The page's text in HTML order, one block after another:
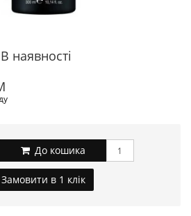
наявності
До кошика
Замовити в 1 клік